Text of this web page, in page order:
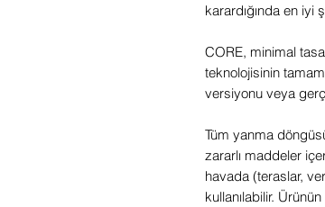
karardığında en iyi
CORE, minimal
teknolojisinin
versiyonu veya
Tüm yanma
zararlı maddeler
havada (teraslar,
kullanılabilir.